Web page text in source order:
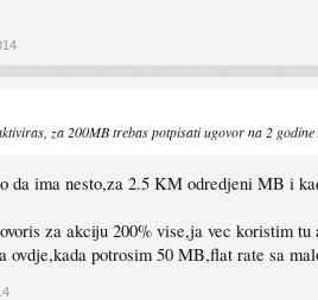
za 200MB trebas potpisati ugovor na 2
da ima nesto,za 2.5 KM odredjeni MB i
za akciju 200% vise,ja vec koristim
ovdje,kada potrosim 50 MB,flat rate sa